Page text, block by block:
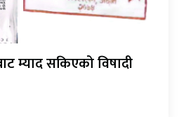
म्याद सकिएको विषादी